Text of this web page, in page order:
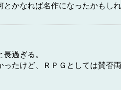
とかなれば名作になったかもし
過ぎる。
ったけど、ＲＰＧとしては賛否